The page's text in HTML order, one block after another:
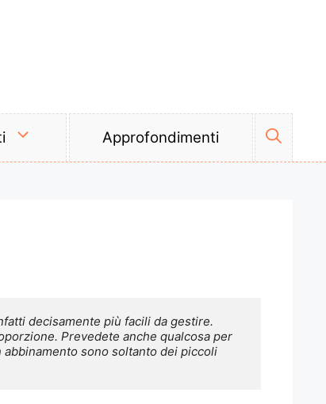
Approfondimenti
decisamente più facili da gestire.
Prevedete anche qualcosa per
sono soltanto dei piccoli